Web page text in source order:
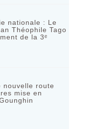
nationale : Le
Théophile Tago
de la 3ᵉ
nouvelle route
mise en